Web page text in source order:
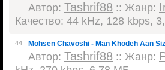
Автор: Tashrif88 :: Жанр:
Качество: 44 kHz, 128 kbps,
44 Mohsen Chavoshi - Man Khodeh Aan
Автор: Tashrif88 :: Жанр: